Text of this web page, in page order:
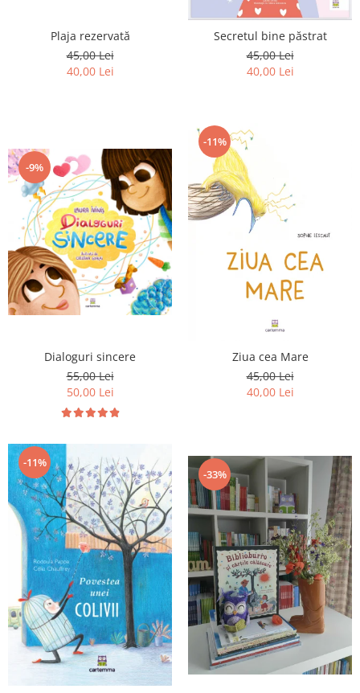
Plaja rezervată
45,00 Lei
40,00 Lei
Secretul bine păstrat
45,00 Lei
40,00 Lei
-9%
Dialoguri sincere
55,00 Lei
50,00 Lei
-11%
Ziua cea Mare
45,00 Lei
40,00 Lei
-11%
-33%